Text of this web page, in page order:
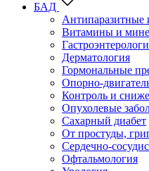
БАД
Антипаразитные
Витамины и
Дерматология
Гормональные
Опорно-
Контроль и
Опухолевые
Сахарный диабет
От простуды,
Сердечно-
Офтальмология